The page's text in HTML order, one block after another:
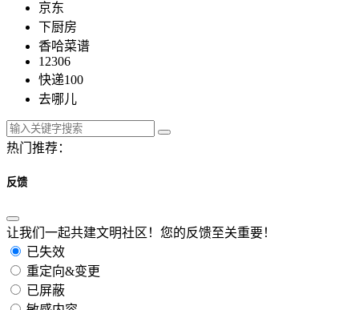
京东
下厨房
香哈菜谱
12306
快递100
去哪儿
热门推荐：
反馈
让我们一起共建文明社区！您的反馈至关重要！
已失效
重定向&变更
已屏蔽